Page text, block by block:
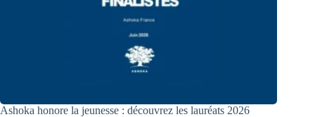
Ashoka honore la jeunesse : découvrez les lauréats 2026